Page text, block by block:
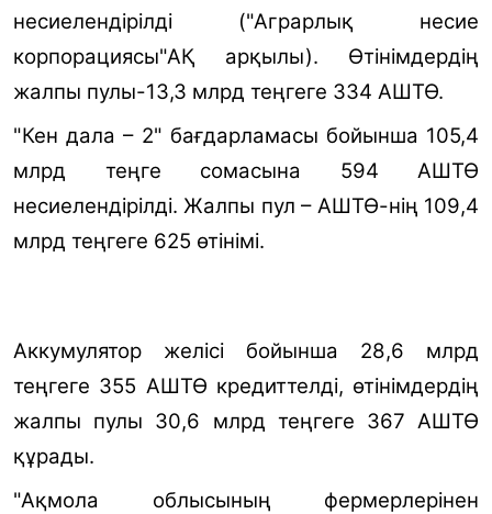
несиелендірілді ("Аграрлық несие
корпорациясы"АҚ арқылы). Өтінімдердің
жалпы пулы-13,3 млрд теңгеге 334 АШТӨ.
"Кен дала – 2" бағдарламасы бойынша 105,4
млрд теңге сомасына 594 АШТӨ
несиелендірілді. Жалпы пул – АШТӨ-нің 109,4
млрд теңгеге 625 өтінімі.
Аккумулятор желісі бойынша 28,6 млрд
теңгеге 355 АШТӨ кредиттелді, өтінімдердің
жалпы пулы 30,6 млрд теңгеге 367 АШТӨ
құрады.
"Ақмола облысының фермерлерінен